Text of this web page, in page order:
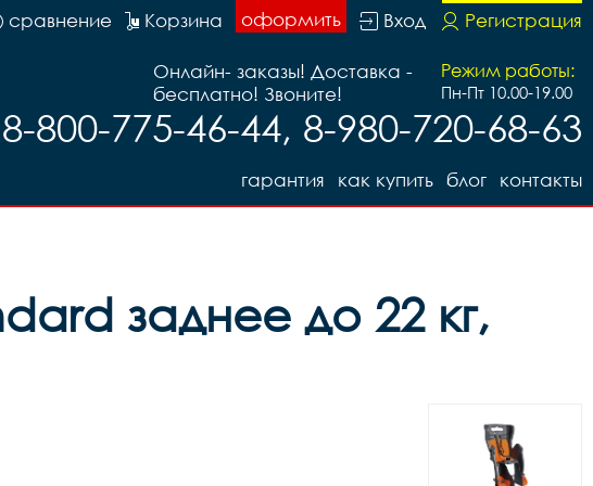
Регистрация
Вход
оформить
Корзина
сравнение
Режим работы:
Пн-Пт 10.00-19.00
Онлайн- заказы! Доставка -
бесплатно! Звоните!
8-800-775-46-44, 8-980-720-68-63
контакты
блог
как купить
гарантия
заднее до 22 кг,